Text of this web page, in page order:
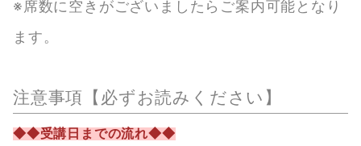
※席数に空きがございましたらご案内可能となり
ます。
注意事項【必ずお読みください】
◆◆受講日までの流れ◆◆